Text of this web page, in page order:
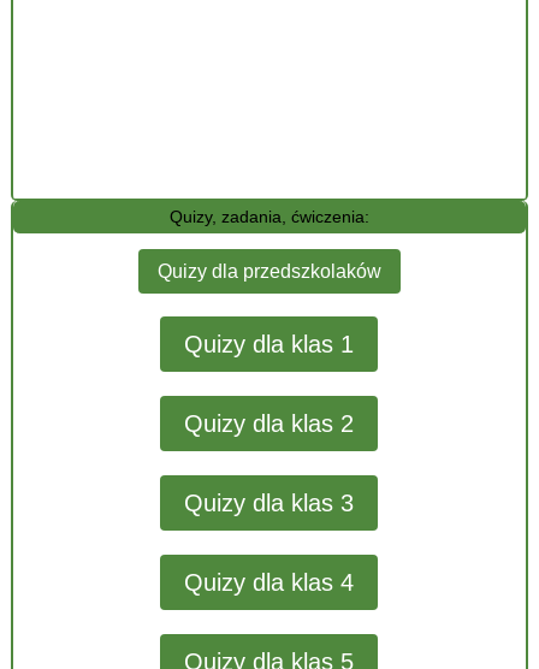
Quizy, zadania, ćwiczenia:
Quizy dla przedszkolaków
Quizy dla klas 1
Quizy dla klas 2
Quizy dla klas 3
Quizy dla klas 4
Quizy dla klas 5